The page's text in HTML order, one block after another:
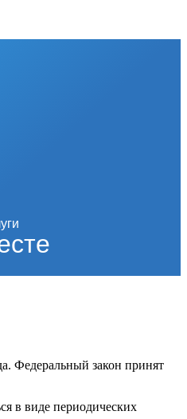
Федеральный закон принят
в виде периодических